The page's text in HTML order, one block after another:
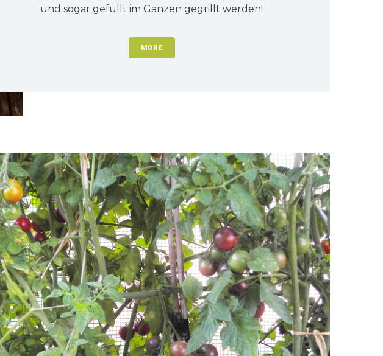
und sogar gefüllt im Ganzen gegrillt werden!
MORE